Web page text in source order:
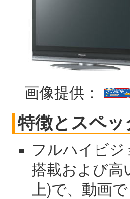
画像提供：
特徴とスペッ
フルハイビ
搭載および高
上)で、動画